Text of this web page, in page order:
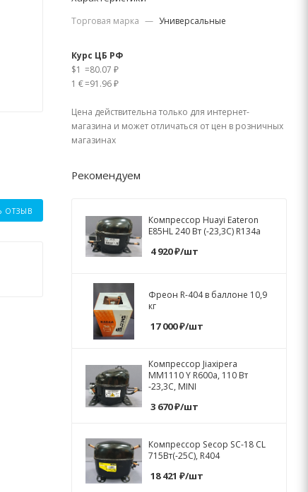
ОТЗЫВ
Торговая марка — Универсальные
Курс ЦБ РФ
$1 =80.07 ₽
1 €=91.96 ₽
Цена действительна только для интернет-
магазина и может отличаться от цен в розничных
магазинах
Рекомендуем
Компрессор Huayi Eateron
E85HL 240 Вт (-23,3C) R134a
4 920₽/шт
Фреон R-404 в баллоне 10,9
кг
17 000₽/шт
Компрессор Jiaxipera
MM1110 Y R600a, 110 Вт
-23,3С, MINI
3 670₽/шт
Компрессор Secop SC-18 CL
715Вт(-25С), R404
18 421 ₽/шт